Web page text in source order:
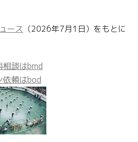
ース （2026年7月1日）をもとに
相談はbmd
依頼はbod